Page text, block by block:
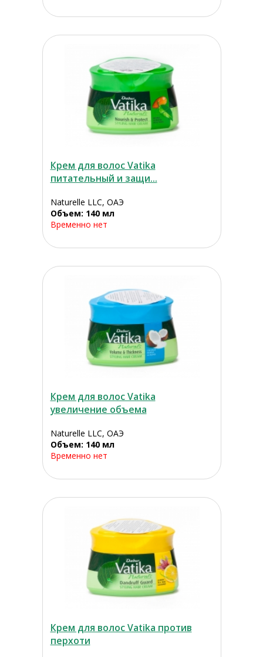
Крем для волос Vatika
питательный и защи...
Naturelle LLC, ОАЭ
Объем: 140 мл
Временно нет
Крем для волос Vatika
увеличение объема
Naturelle LLC, ОАЭ
Объем: 140 мл
Временно нет
Крем для волос Vatika против
перхоти